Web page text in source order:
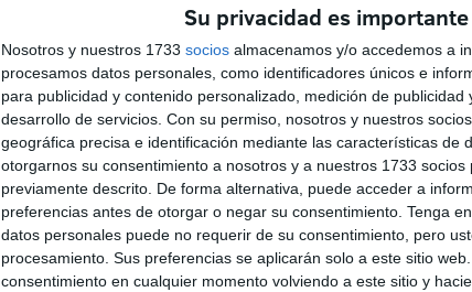
Su privacidad es
Nosotros y nuestros 1733 socios almacenamos y/o accedemos a
procesamos datos personales, como identificadores únicos e
para publicidad y contenido personalizado, medición de
desarrollo de servicios. Con su permiso, nosotros y nuestros
geográfica precisa e identificación mediante las características de
otorgarnos su consentimiento a nosotros y a nuestros 1733
previamente descrito. De forma alternativa, puede acceder a
preferencias antes de otorgar o negar su consentimiento. Tenga
datos personales puede no requerir de su consentimiento, pero
procesamiento. Sus preferencias se aplicarán solo a este sitio
consentimiento en cualquier momento volviendo a este sitio y